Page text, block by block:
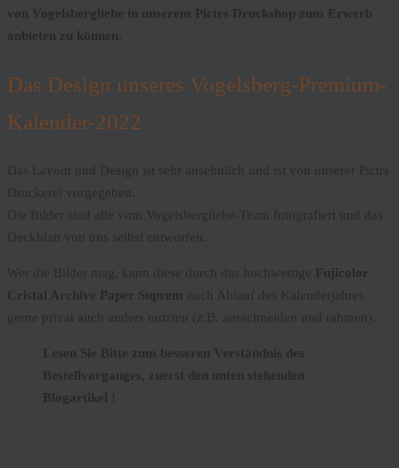
von Vogelsbergliebe in unserem Pictrs Druckshop zum Erwerb
anbieten zu können.
Das Design unseres Vogelsberg-Premium-
Kalender-2022
Das Layout und Design ist sehr ansehnlich und ist von unserer Pictrs
Druckerei vorgegeben.
Die Bilder sind alle vom Vogelsbergliebe-Team fotografiert und das
Deckblatt von uns selbst entworfen.
Wer die Bilder mag, kann diese durch das hochwertige Fujicolor
Cristal Archive Paper Suprem nach Ablauf des Kalenderjahres
gerne privat auch anders nutzten (z.B. ausschneiden und rahmen).
Lesen Sie Bitte zum besseren Verständnis des
Bestellvorganges, zuerst den unten stehenden
Blogartikel !